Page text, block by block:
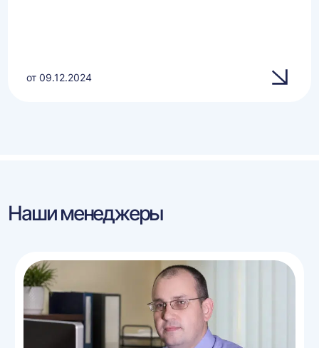
от 09.12.2024
Наши менеджеры